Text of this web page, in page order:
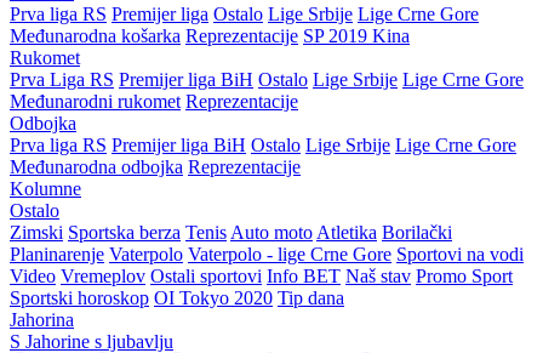
Prva liga RS Premijer liga Ostalo Lige Srbije Lige Crne Gore
Međunarodna košarka Reprezentacije SP 2019 Kina
Rukomet
Prva Liga RS Premijer liga BiH Ostalo Lige Srbije Lige Crne Gore
Međunarodni rukomet Reprezentacije
Odbojka
Prva liga RS Premijer liga BiH Ostalo Lige Srbije Lige Crne Gore
Međunarodna odbojka Reprezentacije
Kolumne
Ostalo
Zimski Sportska berza Tenis Auto moto Atletika Borilački
Planinarenje Vaterpolo Vaterpolo - lige Crne Gore Sportovi na vodi
Video Vremeplov Ostali sportovi Info BET Naš stav Promo Sport
Sportski horoskop OI Tokyo 2020 Tip dana
Jahorina
S Jahorine s ljubavlju